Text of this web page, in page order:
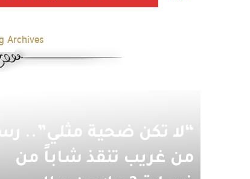
Archives:
“لا تكن ضحية مثلي”..
من غريب تنقذ شاباً من